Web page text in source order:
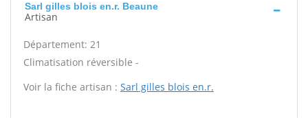
Sarl gilles blois en.r. Beaune
Artisan
Département: 21
Climatisation réversible -
Voir la fiche artisan : Sarl gilles blois en.r.